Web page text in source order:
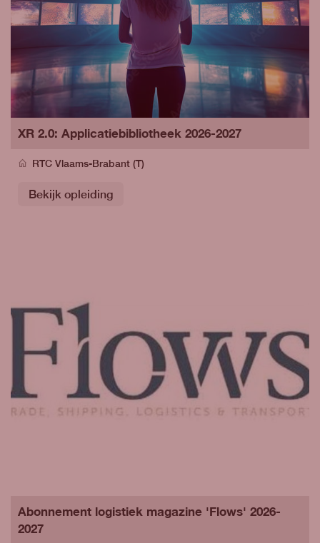
XR 2.0: Applicatiebibliotheek 2026-2027
RTC Vlaams-Brabant (T)
Bekijk opleiding
Abonnement logistiek magazine 'Flows' 2026-
2027